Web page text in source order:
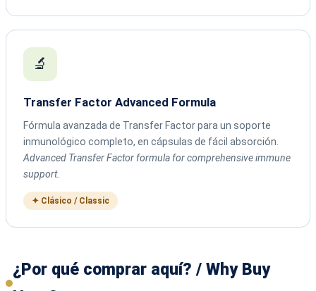
🔬
Transfer Factor Advanced Formula
Fórmula avanzada de Transfer Factor para un soporte
inmunológico completo, en cápsulas de fácil absorción.
Advanced Transfer Factor formula for comprehensive immune
support.
✦ Clásico / Classic
¿Por qué comprar aquí? / Why Buy